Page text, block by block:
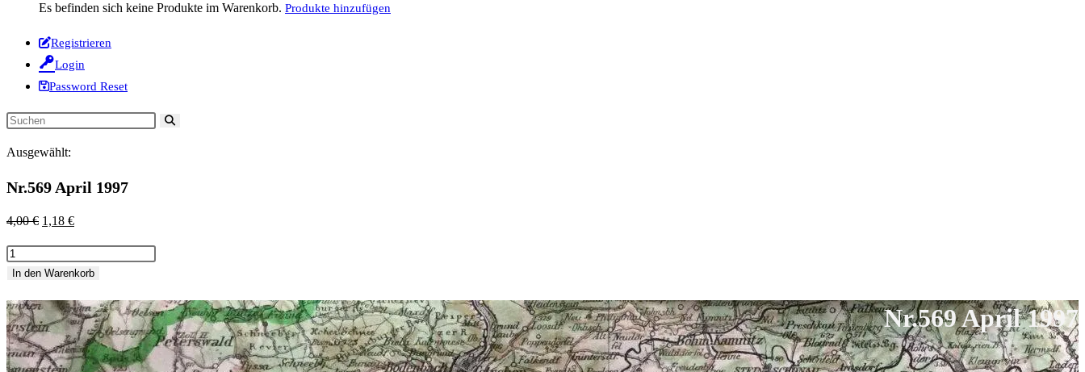
Es befinden sich keine Produkte im Warenkorb. Produkte hinzufügen
Registrieren
Login
Password Reset
Diese
durchsuchen
Ausgewählt:
Nr.569 April 1997
4,00€ Ursprünglicher
war:
4,00 €
1,18 €Aktueller
ist:
1,18 €.
Nr.569
April
Menge
In den Warenkorb
Nr.569 April 1997